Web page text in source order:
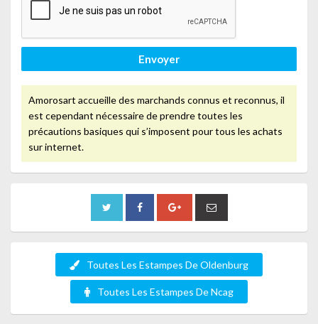
Envoyer
Amorosart accueille des marchands connus et reconnus, il
est cependant nécessaire de prendre toutes les
précautions basiques qui s’imposent pour tous les achats
sur internet.
Toutes Les Estampes De Oldenburg
Toutes Les Estampes De Ncag